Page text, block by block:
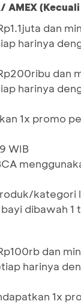
dan
harinya
dan
harinya
1x promo
WIB
kategori
dibawah 1
dan
harinya
1x